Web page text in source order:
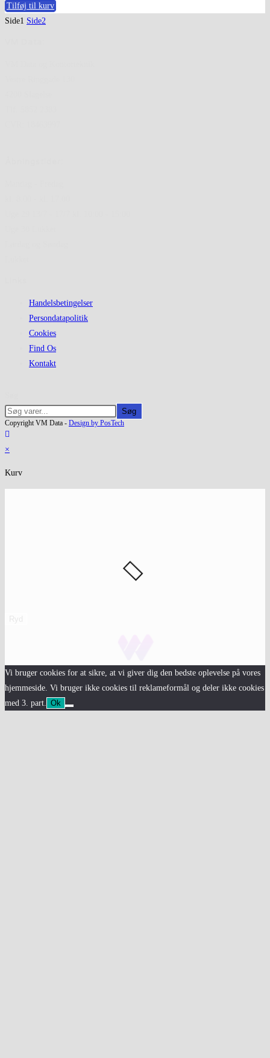
Tilføj til kurv
Side1 Side2
Handelsbetingelser
Persondatapolitik
Cookies
Find Os
Kontakt
Søg
Copyright VM Data - Design by PosTech
×
Kurv
Vi bruger cookies for at sikre, at vi giver dig den bedste oplevelse på vores
hjemmeside. Vi bruger ikke cookies til reklameformål og deler ikke cookies
med 3. part. Ok